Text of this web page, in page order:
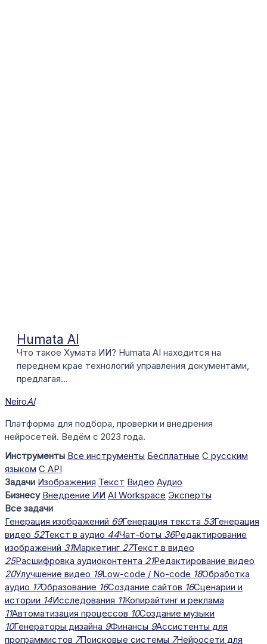
Humata AI
Что такое Хумата ИИ? Humata AI находится на
переднем крае технологий управления документами,
предлагая...
NeiroAI
Платформа для подбора, проверки и внедрения
нейросетей. Ведём с 2023 года.
Инструменты Все инструменты Бесплатные С русским
языком С API
Задачи Изображения Текст Видео Аудио
Бизнесу Внедрение ИИ AI Workspace Эксперты
Все задачи
Генерация изображений 69Генерация текста 53Генерация
видео 52Текст в аудио 44Чат-боты 36Редактирование
изображений 31Маркетинг 27Текст в видео
25Расшифровка аудиоконтента 21Редактирование видео
20Улучшение видео 19Low-code / No-code 18Обработка
аудио 17Образование 16Создание сайтов 16Сценарии и
истории 14Исследования 11Копирайтинг и реклама
11Автоматизация процессов 10Создание музыки
10Генераторы дизайна 9Финансы 9Ассистенты для
программистов 7Поисковые системы 7Нейросети для